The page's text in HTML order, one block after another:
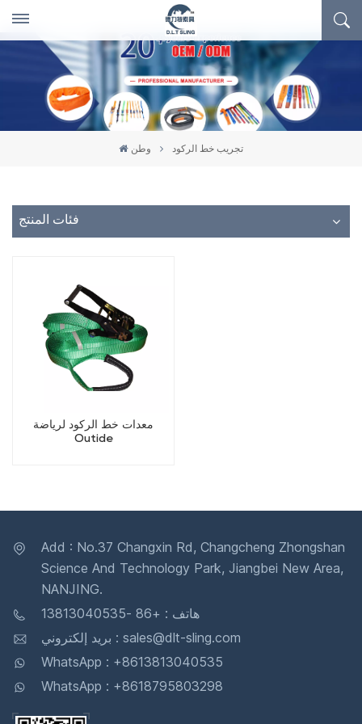
وطن تجريب خط الركود
فئات المنتج
معدات خط الركود لرياضة
Outide
Add : No.37 Changxin Rd, Changcheng Zhongshan
Science And Technology Park, Jiangbei New Area,
NANJING.
هاتف : +86 -13813040535
بريد إلكتروني : sales@dlt-sling.com
WhatsApp : +8613813040535
WhatsApp : +8618795803298